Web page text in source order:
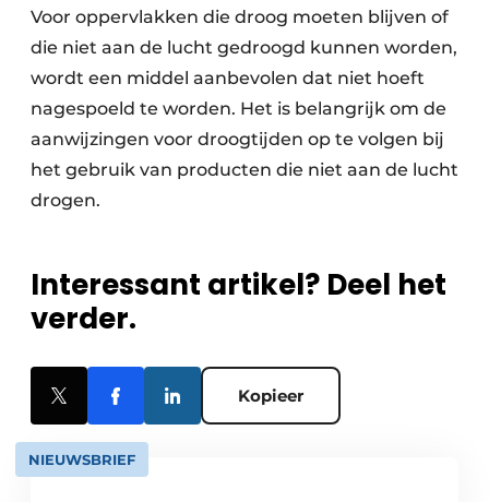
Voor oppervlakken die droog moeten blijven of
die niet aan de lucht gedroogd kunnen worden,
wordt een middel aanbevolen dat niet hoeft
nagespoeld te worden. Het is belangrijk om de
aanwijzingen voor droogtijden op te volgen bij
het gebruik van producten die niet aan de lucht
drogen.
Interessant artikel? Deel het
verder.
Kopieer
NIEUWSBRIEF